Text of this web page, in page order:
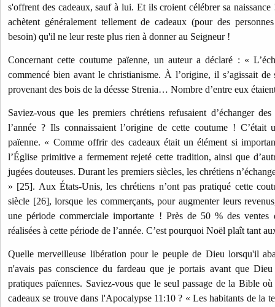
s'offrent des cadeaux, sauf à lui. Et ils croient célébrer sa naissance
achètent généralement tellement de cadeaux (pour des
besoin) qu'il ne leur reste plus rien à donner au Seigneur !
Concernant cette coutume païenne, un auteur a déclaré : «
commencé bien avant le christianisme. À l’origine, il s’agissait de
provenant des bois de la déesse Strenia… Nombre d’entre eux
Saviez-vous que les premiers chrétiens refusaient d’échanger
l’année ? Ils connaissaient l’origine de cette coutume ! C’était
païenne. « Comme offrir des cadeaux était un élément si
l’Église primitive a fermement rejeté cette tradition, ainsi que
jugées douteuses. Durant les premiers siècles, les chrétiens
» [25]. Aux États-Unis, les chrétiens n’ont pas pratiqué cette
siècle [26], lorsque les commerçants, pour augmenter leurs
une période commerciale importante ! Près de 50 % des ventes
réalisées à cette période de l’année. C’est pourquoi Noël plaît tant
Quelle merveilleuse libération pour le peuple de Dieu lorsqu'il
n'avais pas conscience du fardeau que je portais avant que
pratiques païennes. Saviez-vous que le seul passage de la Bible
cadeaux se trouve dans l'Apocalypse 11:10 ? « Les habitants de la